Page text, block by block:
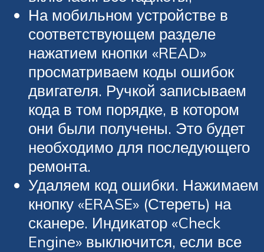
На мобильном устройстве в
соответствующем разделе
нажатием кнопки «READ»
просматриваем коды ошибок
двигателя. Ручкой записываем
кода в том порядке, в котором
они были получены. Это будет
необходимо для последующего
ремонта.
Удаляем код ошибки. Нажимаем
кнопку «ERASE» (Стереть) на
сканере. Индикатор «Check
Engine» выключится, если все